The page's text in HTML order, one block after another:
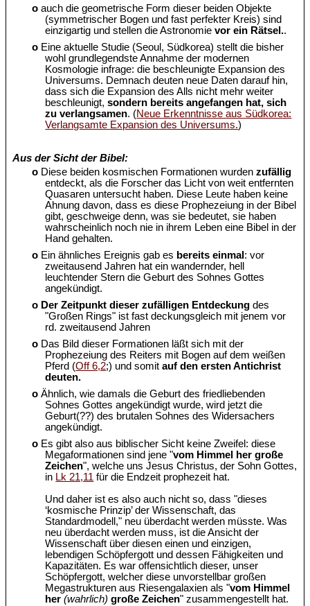
o auch die geometrische Form dieser beiden Objekte
(symmetrischer Bogen und fast perfekter Kreis) sind
einzigartig und stellen die Astronomievor ein Rätsel..
o Eine aktuelle Studie (Seoul, Südkorea) stellt die bisher
wohl grundlegendste Annahme der modernen
Kosmologie infrage: die beschleunigte Expansion des
Universums. Demnach deuten neue Daten darauf hin,
dass sich die Expansion des Alls nicht mehr weiter
beschleunigt,sondern bereits angefangen hat, sich
zu verlangsamen. (Neue Erkenntnisse aus Südkorea:
Verlangsamte Expansion des Universums.)
Aus der Sicht der Bibel:
o Diese beiden kosmischen Formationen wurdenzufällig
entdeckt, als die Forscher das Licht von weit entfernten
Quasaren untersucht haben. Diese Leute haben keine
Ahnung davon, dass es diese Prophezeiung in der Bibel
gibt, geschweige denn, was sie bedeutet, sie haben
wahrscheinlich noch nie in ihrem Leben eine Bibel in der
Hand gehalten.
o Ein ähnliches Ereignis gab es bereits einmal : vor
zweitausend Jahren hat ein wandernder, hell
leuchtender Stern die Geburt des Sohnes Gottes
angekündigt.
o Der Zeitpunkt dieser zufälligen Entdeckung des
"Großen Rings" ist fast deckungsgleich mit jenem vor
rd. zweitausend Jahren
o Das Bild dieser Formationen läßt sich mit der
Prophezeiung des Reiters mit Bogen auf dem weißen
Pferd (Off 6,2;) und somitauf den ersten Antichrist
deuten.
o Ähnlich, wie damals die Geburt des friedliebenden
Sohnes Gottes angekündigt wurde, wird jetzt die
Geburt(??) des brutalen Sohnes des Widersachers
angekündigt.
o Es gibt also aus biblischer Sicht keine Zweifel: diese
Megaformationen sind jene "vom Himmel her große
Zeichen", welche uns Jesus Christus, der Sohn Gottes,
in Lk 21,11 für die Endzeit prophezeit hat.
Und daher ist es also auch nicht so, dass "dieses
‘kosmische Prinzip’ der Wissenschaft, das
Standardmodell," neu überdacht werden müsste. Was
neu überdacht werden muss, ist die Ansicht der
Wissenschaft über diesen einen und einzigen,
lebendigen Schöpfergott und dessen Fähigkeiten und
Kapazitäten. Es war offensichtlich dieser, unser
Schöpfergott, welcher diese unvorstellbar großen
Megastrukturen aus Riesengalaxien als "vom Himmel
her(wahrlich) große Zeichen" zusammengestellt hat.